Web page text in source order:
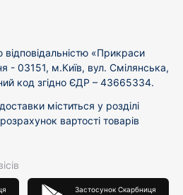
«Прикраси
- 03151, м.Київ, вул. Смілянська,
код згідно ЄДР – 43665334.
міститься у розділі
вартості товарів
Застосунок Скарбниця